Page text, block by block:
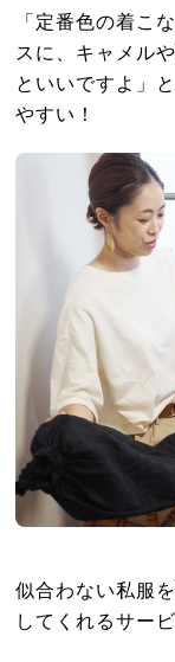
「定番色の着こ
スに、キャメル
といいですよ」
やすい！
似合わない私服
してくれるサービ